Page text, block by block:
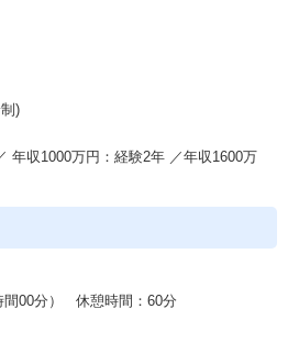
)
年収1000万円：経験2年 ／年収1600万
間00分） 休憩時間：60分